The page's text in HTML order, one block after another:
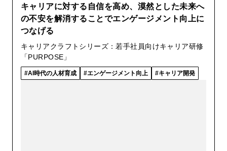
キャリアに対する自信を高め、漠然とした未来へ
の不安を解消することでエンゲージメント向上に
つなげる
キャリアクラフトシリーズ：若手社員向けキャリア研修
「PURPOSE」
AI時代の人材育成 エンゲージメント向上 キャリア開発